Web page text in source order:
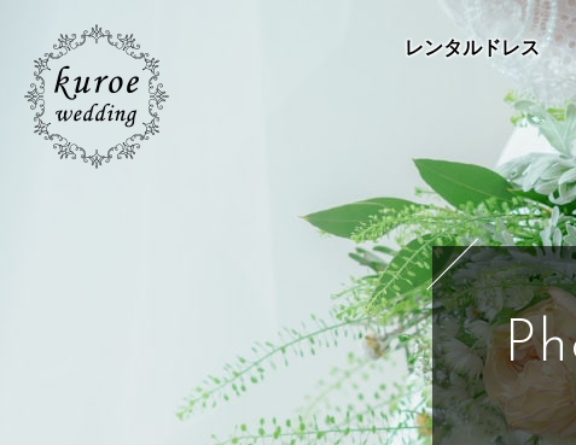
レンタルドレス